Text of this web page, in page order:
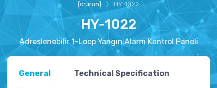
[d:urun] HY-1022
HY-1022
Adreslenebilir 1-Loop Yangın Alarm Kontrol Paneli
General Technical Specification